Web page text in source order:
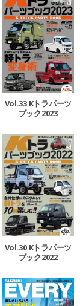
Vol.33 Kトラパーツ
ブック2023
Vol.30 Kトラパーツ
ブック2022